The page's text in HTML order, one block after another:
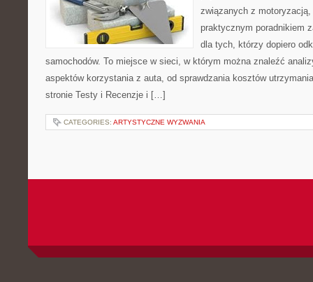
związanych z
praktycznym poradnikiem
dla tych, którzy dopiero
samochodów. To miejsce w sieci, w którym można znaleźć
aspektów korzystania z auta, od sprawdzania kosztów
stronie Testy i Recenzje i […]
CATEGORIES: ARTYSTYCZNE WYZWANIA